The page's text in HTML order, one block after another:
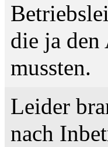
die ja den
mussten.
Leider
nach